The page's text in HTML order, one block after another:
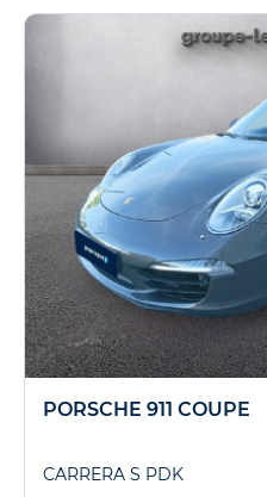
PORSCHE 911 COUPE
CARRERA S PDK